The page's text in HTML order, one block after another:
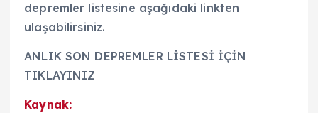
depremler listesine aşağıdaki linkten
ulaşabilirsiniz.
ANLIK SON DEPREMLER LİSTESİ İÇİN
TIKLAYINIZ
Kaynak: